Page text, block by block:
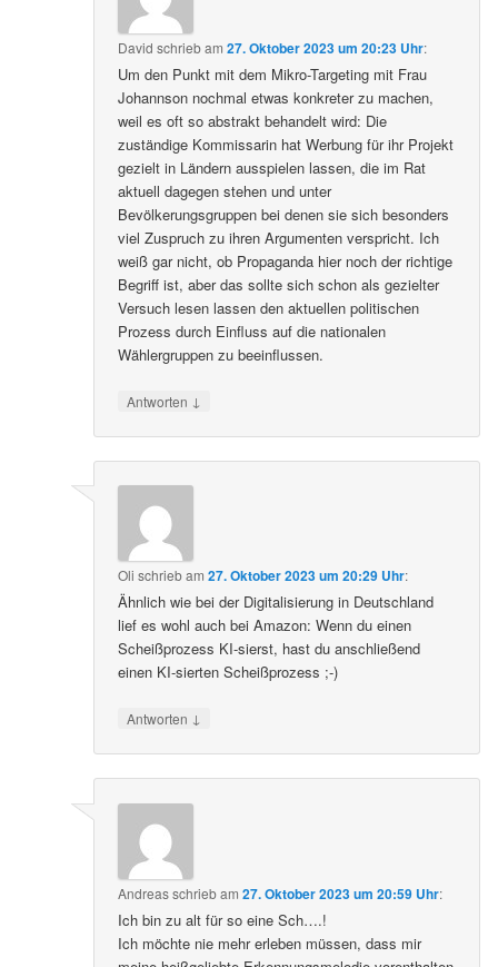
David schriebam27. Oktober 2023 um 20:23 Uhr:
Um den Punkt mit dem Mikro-Targeting mit Frau
Johannson nochmal etwas konkreter zu machen,
weil es oft so abstrakt behandelt wird: Die
zuständige Kommissarin hat Werbung für ihr Projekt
gezielt in Ländern ausspielen lassen, die im Rat
aktuell dagegen stehen und unter
Bevölkerungsgruppen bei denen sie sich besonders
viel Zuspruch zu ihren Argumenten verspricht. Ich
weiß gar nicht, ob Propaganda hier noch der richtige
Begriff ist, aber das sollte sich schon als gezielter
Versuch lesen lassen den aktuellen politischen
Prozess durch Einfluss auf die nationalen
Wählergruppen zu beeinflussen.
Antworten ↓
Oli schriebam27. Oktober 2023 um 20:29 Uhr:
Ähnlich wie bei der Digitalisierung in Deutschland
lief es wohl auch bei Amazon: Wenn du einen
Scheißprozess KI-sierst, hast du anschließend
einen KI-sierten Scheißprozess ;-)
Antworten ↓
Andreasschriebam27. Oktober 2023 um 20:59 Uhr:
Ich bin zu alt für so eine Sch….!
Ich möchte nie mehr erleben müssen, dass mir